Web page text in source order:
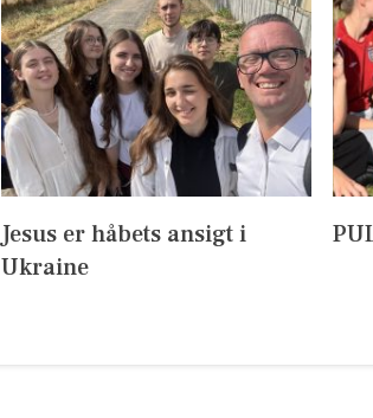
Jesus er håbets ansigt i
Ukraine